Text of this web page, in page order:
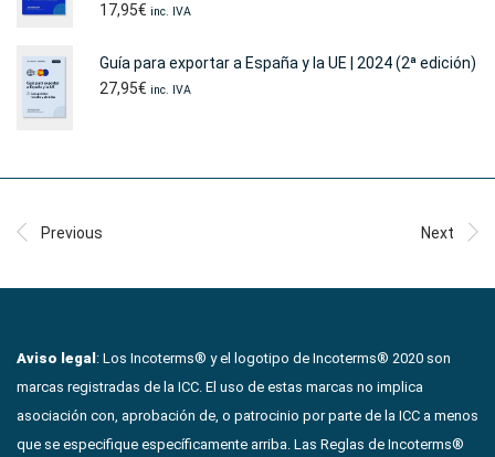
17,95€ inc. IVA
Guía para exportar a España y la UE | 2024 (2ª edición)
27,95€ inc. IVA
Previous Next
Aviso legal: Los Incoterms® y el logotipo de Incoterms® 2020 son
marcas registradas de la ICC. El uso de estas marcas no implica
asociación con, aprobación de, o patrocinio por parte de la ICC a menos
que se especifique específicamente arriba. Las Reglas de Incoterms®